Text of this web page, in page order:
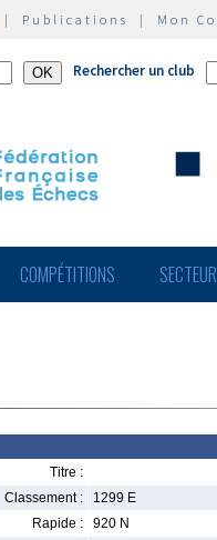
| Publications | Mon
Rechercher un club
COMPÉTITIONS
Titre :
Classement :
1299 E
Rapide :
920 N